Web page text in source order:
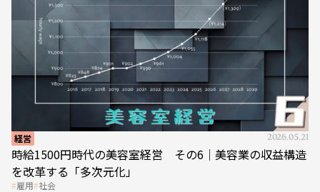
経営 2026.05.21
時給1500円時代の美容室経営 その6｜美容業の収益構造
を改革する「多次元化」
雇用 社会